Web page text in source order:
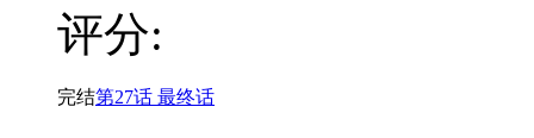
评分:
完结第27话 最终话